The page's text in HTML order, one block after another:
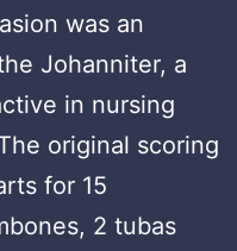
was an
Johanniter, a
in nursing
original scoring
for 15
2 tubas